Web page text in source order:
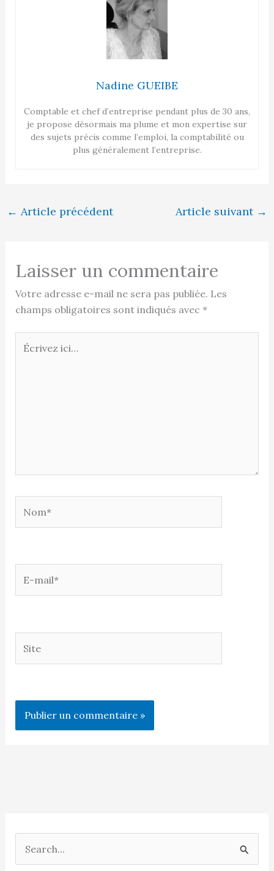
Nadine GUEIBE
Comptable et chef d’entreprise pendant plus de 30 ans,
je propose désormais ma plume et mon expertise sur
des sujets précis comme l’emploi, la comptabilité ou
plus généralement l’entreprise.
← Article précédent Article suivant →
Laisser un commentaire
Votre adresse e-mail ne sera pas publiée. Les
champs obligatoires sont indiqués avec *
ici…
mail*
e